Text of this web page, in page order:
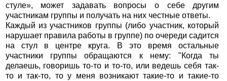
стуле», может задавать вопросы о себе другим
участникам группы и получать на них честные ответы.
Каждый из участников группы (либо участник, который
нарушает правила работы в группе) по очереди садится
на стул в центре круга. В это время остальные
участники группы обращаются к нему: "Когда ты
делаешь, говоришь то-то и то-то, или ведешь себя так-
то и так-то, то у меня возникают такие-то и такие-то